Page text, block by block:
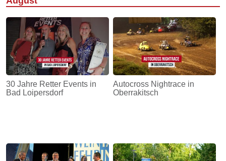
30 Jahre Retter Events in
Bad Loipersdorf
Autocross Nightrace in
Oberrakitsch